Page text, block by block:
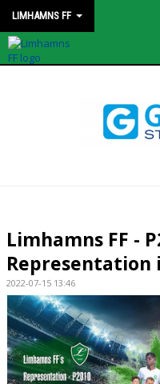
LIMHAMNS FF
KALENDER
MATCHER
PROFILKLÄDER
AVGIFTER
Limhamns FF -
Representation i
2022-07-15 13:46